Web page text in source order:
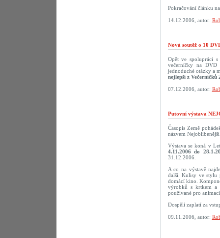
Pokračování článku
14.12.2006, autor:
Nová soutěž o 10
Opět ve spolupráci
večerníčky na DVD
jednoduché otázky a
nejlepší z Večerníčků
07.12.2006, autor:
Putovní výstava
Časopis Země
názvem
Výstava se koná v
4.11.2006 do
31.12.2006.
A co na výstavě
další. Kulisy ve stylu
domácí kino.
výrobků s krtkem a
používané pro
Dospělí zaplatí za
09.11.2006, autor: